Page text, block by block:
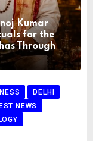
Kumar
for the
Through
DELHI
NEWS